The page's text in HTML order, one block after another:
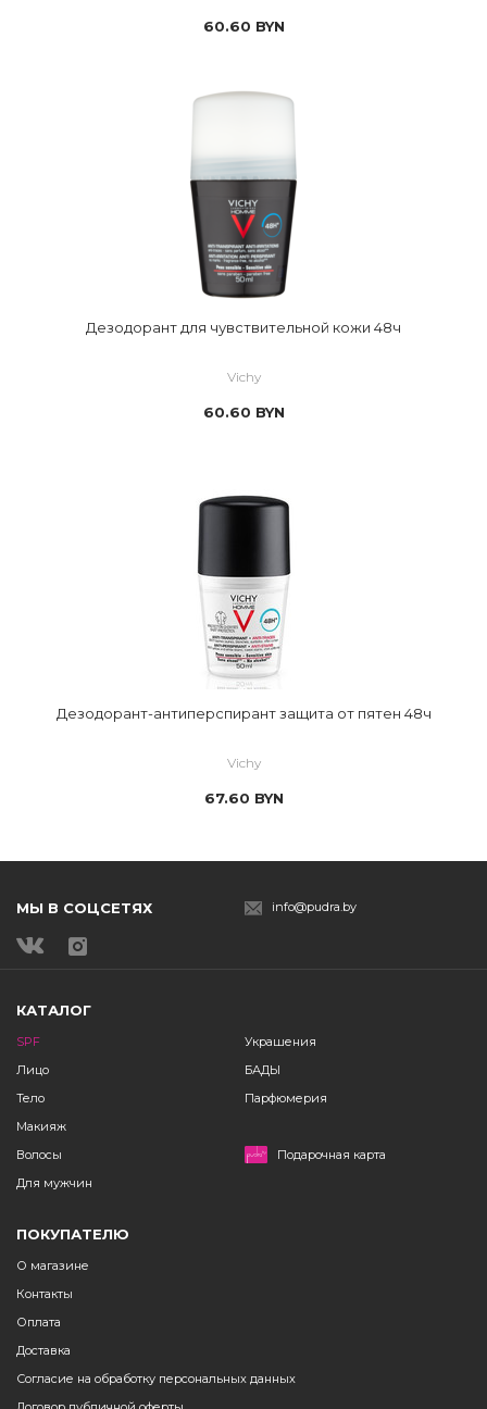
60.60 BYN
Дезодорант для чувствительной кожи 48ч
Vichy
60.60 BYN
Дезодорант-антиперспирант защита от пятен 48ч
Vichy
67.60 BYN
МЫ В СОЦСЕТЯХ info@pudra.by
КАТАЛОГ
SPF
Лицо
Тело
Макияж
Волосы
Для мужчин
Украшения
БАДЫ
Парфюмерия
Подарочная карта
ПОКУПАТЕЛЮ
О магазине
Контакты
Оплата
Доставка
Согласие на обработку персональных данных